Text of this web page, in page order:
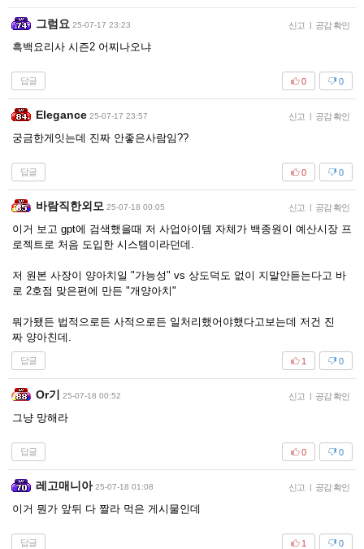
그럼요 25-07-17 23:23 신고 | 공감 확인
흑백요리사 시즌2 어찌나오냐
답글 0
0
Elegance 25-07-17 23:57 신고 | 공감 확인
궁금한게잇는데 진짜 안좋은사람임??
답글 0
0
바람직한외모 25-07-18 00:05 신고 | 공감 확인
이거 보고 gpt에 검색했을때 저 사업아이템 자체가 백종원이 예산시장 프
로젝트로 처음 도입한 시스템이라던데.
저 원본 사장이 양아치일 "가능성" vs 상도덕도 없이 지말안듣는다고 바
로 2호점 맞은편에 만든 "개양아치"
뭐가됐든 법적으로든 사적으로든 일처리했어야했다고보는데 저건 진
짜 양아친데.
답글 0
1
Or기 25-07-18 00:52 신고 | 공감 확인
그냥 망해라
답글 0
0
레고매니아 25-07-18 01:08 신고 | 공감 확인
이거 뭔가 앞뒤 다 짤라 먹은 게시물인데
답글 0
1